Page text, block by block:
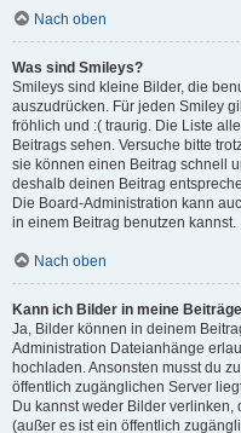
Nach oben
Was sind Smileys?
Smileys sind kleine Bilder, die
auszudrücken. Für jeden Smiley
fröhlich und :( traurig. Die Liste
Beitrags sehen. Versuche bitte
sie können einen Beitrag schnell
deshalb deinen Beitrag
Die Board-Administration kann
in einem Beitrag benutzen kannst.
Nach oben
Kann ich Bilder in meine
Ja, Bilder können in deinem
Administration Dateianhänge
hochladen. Ansonsten musst du
öffentlich zugänglichen Server
Du kannst weder Bilder
(außer es ist ein öffentlich